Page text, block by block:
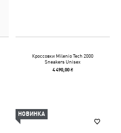
Кроссовки Milenio Tech 2000
Sneakers Unisex
4 490,00 ₴
НОВИНКА